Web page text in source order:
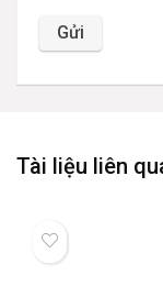
Tài liệu liên